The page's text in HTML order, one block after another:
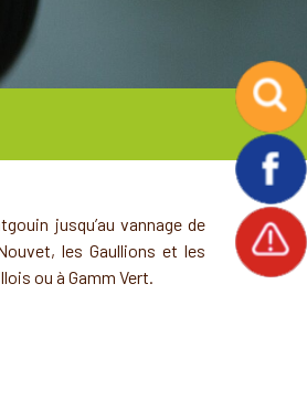
jusqu’au vannage de
les Gaullions et les
ou à Gamm Vert.